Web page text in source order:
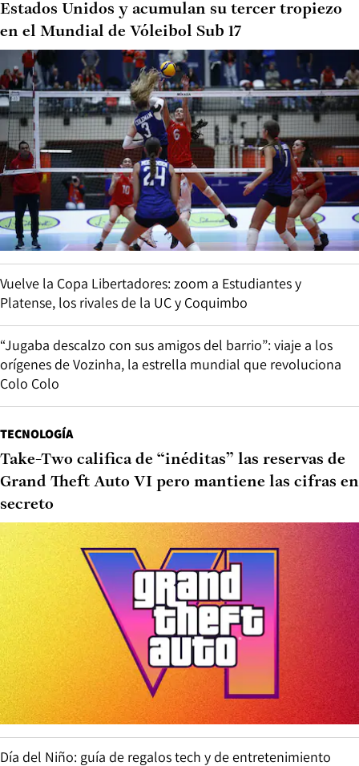
Estados Unidos y acumulan su tercer tropiezo
en el Mundial de Vóleibol Sub 17
Vuelve la Copa Libertadores: zoom a Estudiantes y
Platense, los rivales de la UC y Coquimbo
“Jugaba descalzo con sus amigos del barrio”: viaje a los
orígenes de Vozinha, la estrella mundial que revoluciona
Colo Colo
TECNOLOGÍA
Take-Two califica de “inéditas” las reservas de
Grand Theft Auto VI pero mantiene las cifras en
secreto
Día del Niño: guía de regalos tech y de entretenimiento